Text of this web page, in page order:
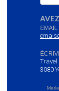
EMAIL
Travel
3080